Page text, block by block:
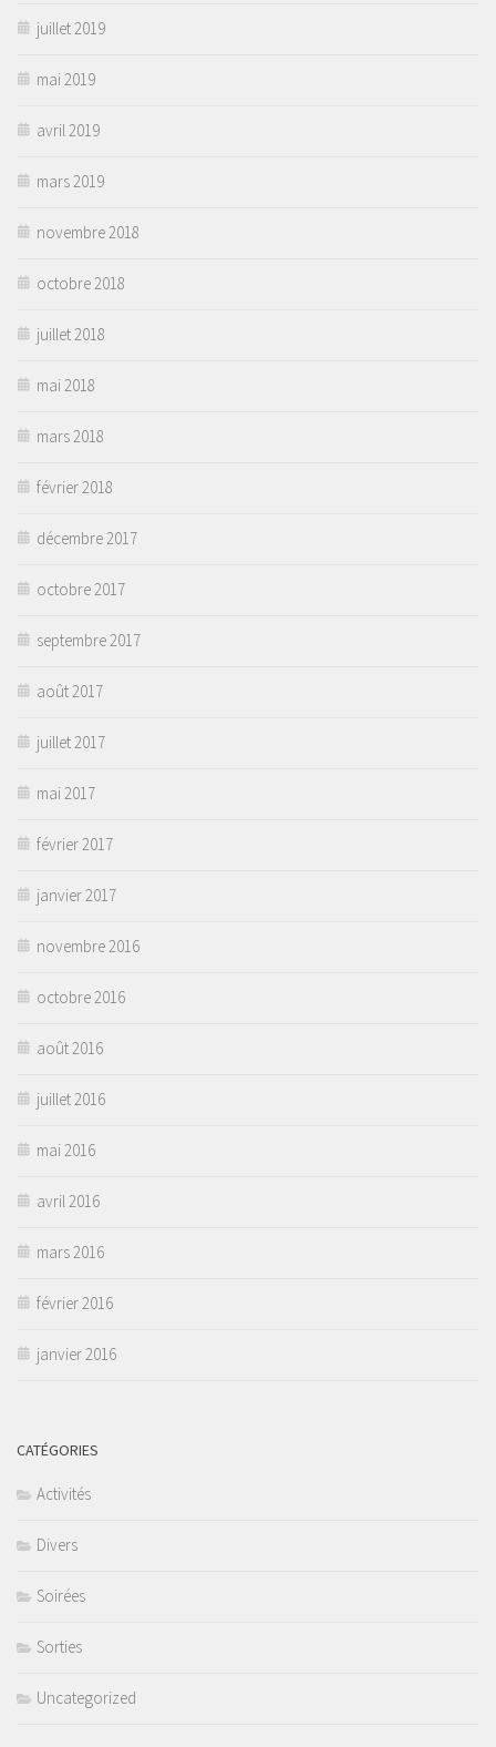
juillet 2019
mai 2019
avril 2019
mars 2019
novembre 2018
octobre 2018
juillet 2018
mai 2018
mars 2018
février 2018
décembre 2017
octobre 2017
septembre 2017
août 2017
juillet 2017
mai 2017
février 2017
janvier 2017
novembre 2016
octobre 2016
août 2016
juillet 2016
mai 2016
avril 2016
mars 2016
février 2016
janvier 2016
CATÉGORIES
Activités
Divers
Soirées
Sorties
Uncategorized